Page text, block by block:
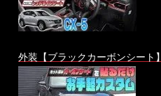
外装【ブラックカーボンシート】